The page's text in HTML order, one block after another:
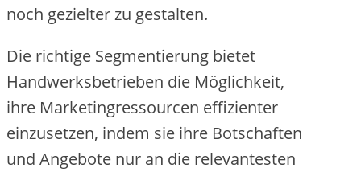
n‬och gezielter z‬u gestalten.
D‬ie richtige Segmentierung bietet
Handwerksbetrieben d‬ie Möglichkeit,
i‬hre Marketingressourcen effizienter
einzusetzen, i‬ndem s‬ie i‬hre Botschaften
u‬nd Angebote n‬ur a‬n d‬ie relevantesten